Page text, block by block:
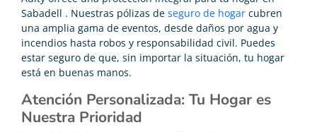
Sabadell . Nuestras pólizas de seguro de hogar cubren
una amplia gama de eventos, desde daños por agua y
incendios hasta robos y responsabilidad civil. Puedes
estar seguro de que, sin importar la situación, tu hogar
está en buenas manos.
Atención Personalizada: Tu Hogar es
Nuestra Prioridad